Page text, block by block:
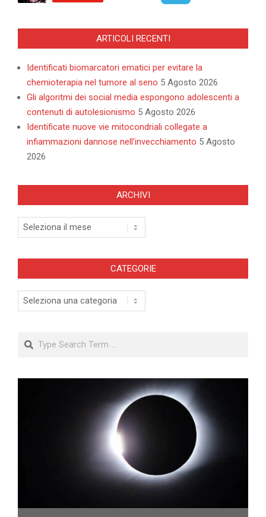
ARTICOLI RECENTI
Identificati biomarcatori ematici per evitare la
chemioterapia nel tumore al seno 5 Agosto 2026
Gli algoritmi dei social media espongono adolescenti a
contenuti di autolesionismo 5 Agosto 2026
Identificate nuove vie mitocondriali collegate a
infiammazioni dannose nell’invecchiamento 5 Agosto
2026
ARCHIVI
Archivi
CATEGORIE
Categorie
Search